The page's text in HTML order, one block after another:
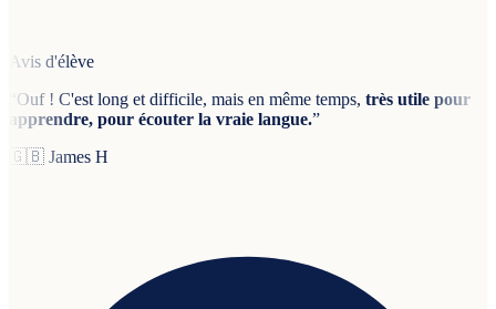
Avis d'élève
Ouf ! C'est long et difficile, mais en même temps, très utile pour
apprendre, pour écouter la vraie langue.”
🇬🇧 James H